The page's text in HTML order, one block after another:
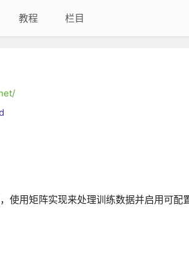
教程 栏目
使用矩阵实现来处理训练数据并启用可配